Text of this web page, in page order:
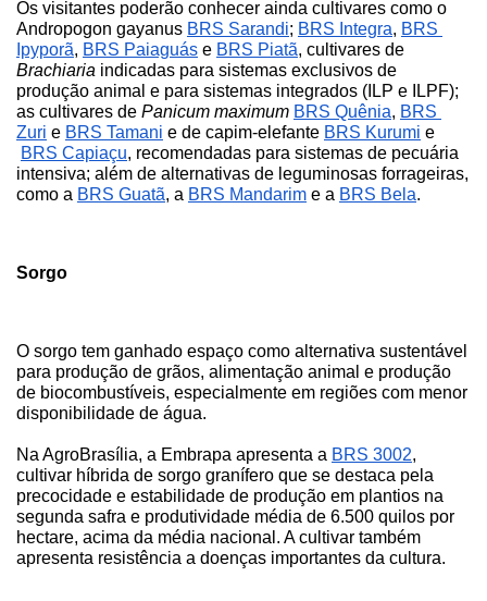
Os visitantes poderão conhecer ainda cultivares como o
Andropogon gayanus BRS Sarandi; BRS Integra, BRS
Ipyporã, BRS Paiaguás e BRS Piatã
Brachiaria indicadas para sistemas exclusivos de
produção animal e para sistemas integrados (ILP e ILPF);
as cultivares de Panicum maximum BRS Quênia, BRS
Zuri e BRS Tamani e de capim-elefante BRS Kurumi e
BRS Capiaçu, recomendadas para sistemas de pecuária
intensiva; além de alternativas de leguminosas forrageiras,
como a BRS Guatã, a BRS Mandarim e a BRS Bela.
Sorgo
O sorgo tem ganhado espaço como alternativa sustentável
para produção de grãos, alimentação animal e produção
de biocombustíveis, especialmente em regiões com menor
disponibilidade de água.
Na AgroBrasília, a Embrapa apresenta a BRS 3002,
cultivar híbrida de sorgo granífero que se destaca pela
precocidade e estabilidade de produção em plantios na
segunda safra e produtividade média de 6.500 quilos por
hectare, acima da média nacional. A cultivar também
apresenta resistência a doenças importantes da cultura.